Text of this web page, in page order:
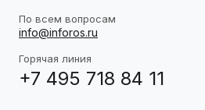
По всем вопросам
info@inforos.ru
Горячая линия
+7 495 718 84 11